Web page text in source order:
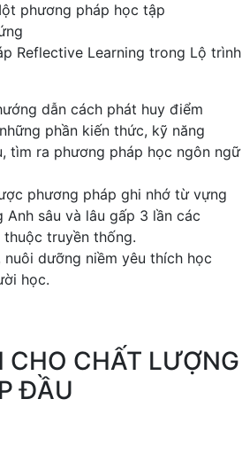
phương pháp học tập
Reflective Learning trong Lộ trình
dẫn cách phát huy điểm
phần kiến thức, kỹ năng
tìm ra phương pháp học ngôn ngữ
phương pháp ghi nhớ từ vựng
Anh sâu và lâu gấp 3 lần các
truyền thống.
nuôi dưỡng niềm yêu thích học
học.
CHO CHẤT LƯỢNG
ĐẦU